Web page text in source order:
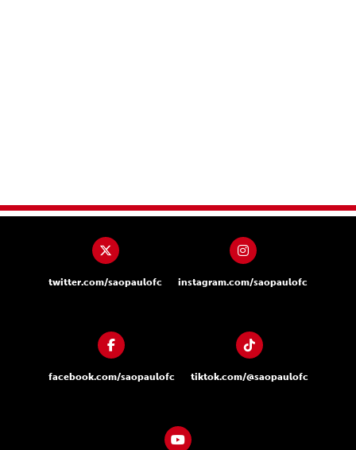
twitter.com/saopaulofc instagram.com/saopaulofc
facebook.com/saopaulofc tiktok.com/@saopaulofc